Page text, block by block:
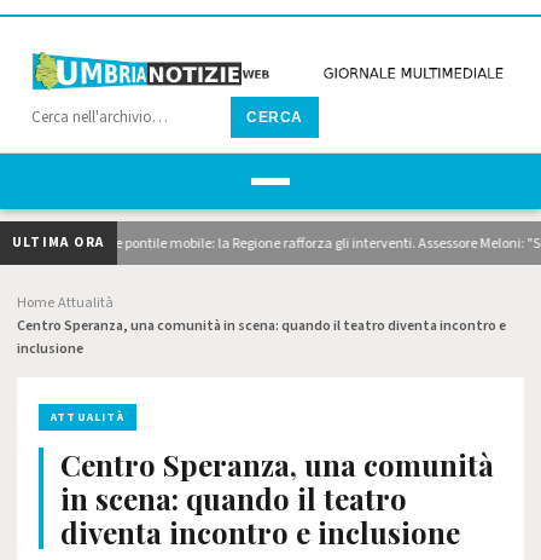
CERCA
ULTIMA ORA
dragaggi e pontile mobile: la Regione rafforza gli interventi. Assessore Meloni:
HomeAttualità
Centro Speranza, una comunità in scena: quando il teatro diventa incontro e
inclusione
ATTUALITÀ
Centro Speranza, una comunità
in scena: quando il teatro
diventa incontro e inclusione